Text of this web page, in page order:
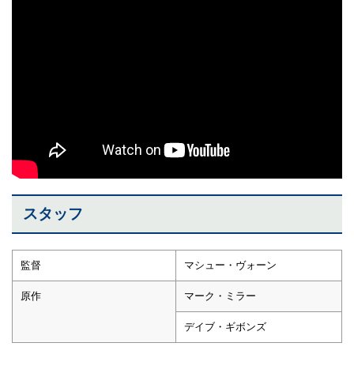
スタッフ
監督 マシュー・ヴォーン
原作 マーク・ミラー
デイブ・ギボンズ